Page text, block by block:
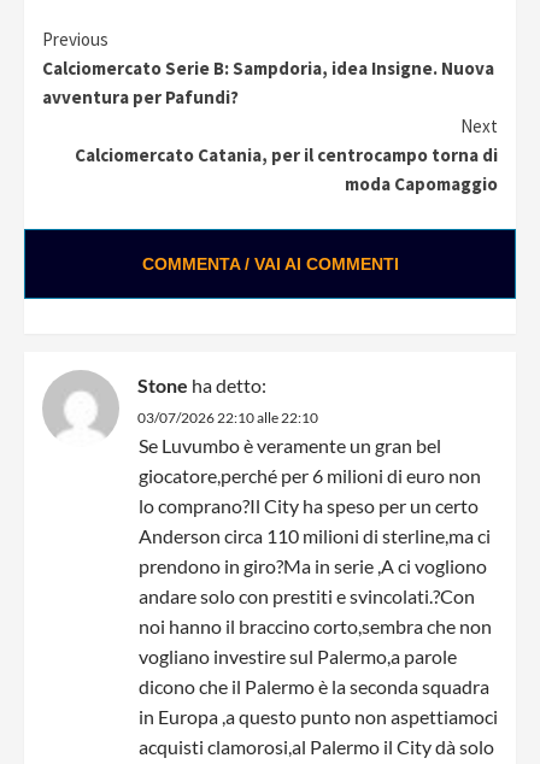
Continue
Reading
Previous
Calciomercato Serie B: Sampdoria, idea Insigne. Nuova
avventura per Pafundi?
Next
Calciomercato Catania, per il centrocampo torna di
moda Capomaggio
COMMENTA / VAI AI COMMENTI
Stone ha detto:
03/07/2026 22:10 alle 22:10
Se Luvumbo è veramente un gran bel
giocatore,perché per 6 milioni di euro non
lo comprano?Il City ha speso per un certo
Anderson circa 110 milioni di sterline,ma ci
prendono in giro?Ma in serie ,A ci vogliono
andare solo con prestiti e svincolati.?Con
noi hanno il braccino corto,sembra che non
vogliano investire sul Palermo,a parole
dicono che il Palermo è la seconda squadra
in Europa ,a questo punto non aspettiamoci
acquisti clamorosi,al Palermo il City dà solo